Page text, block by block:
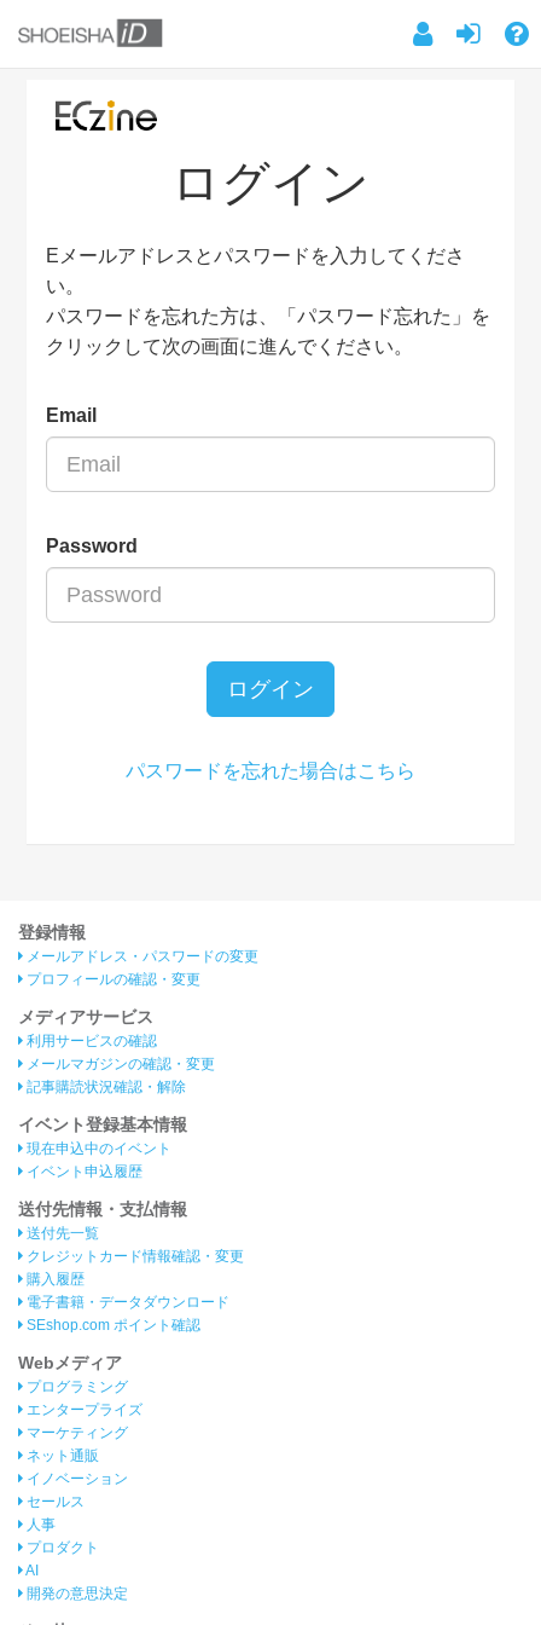
ログイン
Eメールアドレスとパスワードを入力してくださ
い。
パスワードを忘れた方は、「パスワード忘れた」を
クリックして次の画面に進んでください。
Email
Password
ログイン
パスワードを忘れた場合はこちら
登録情報
メールアドレス・パスワードの変更
プロフィールの確認・変更
メディアサービス
利用サービスの確認
メールマガジンの確認・変更
記事購読状況確認・解除
イベント登録基本情報
現在申込中のイベント
イベント申込履歴
送付先情報・支払情報
送付先一覧
クレジットカード情報確認・変更
購入履歴
電子書籍・データダウンロード
SEshop.com ポイント確認
Webメディア
プログラミング
エンタープライズ
マーケティング
ネット通販
イノベーション
セールス
人事
プロダクト
AI
開発の意思決定